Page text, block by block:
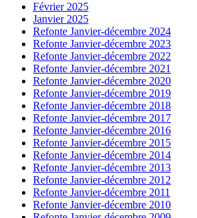
Février 2025
Janvier 2025
Refonte Janvier-décembre 2024
Refonte Janvier-décembre 2023
Refonte Janvier-décembre 2022
Refonte Janvier-décembre 2021
Refonte Janvier-décembre 2020
Refonte Janvier-décembre 2019
Refonte Janvier-décembre 2018
Refonte Janvier-décembre 2017
Refonte Janvier-décembre 2016
Refonte Janvier-décembre 2015
Refonte Janvier-décembre 2014
Refonte Janvier-décembre 2013
Refonte Janvier-décembre 2012
Refonte Janvier-décembre 2011
Refonte Janvier-décembre 2010